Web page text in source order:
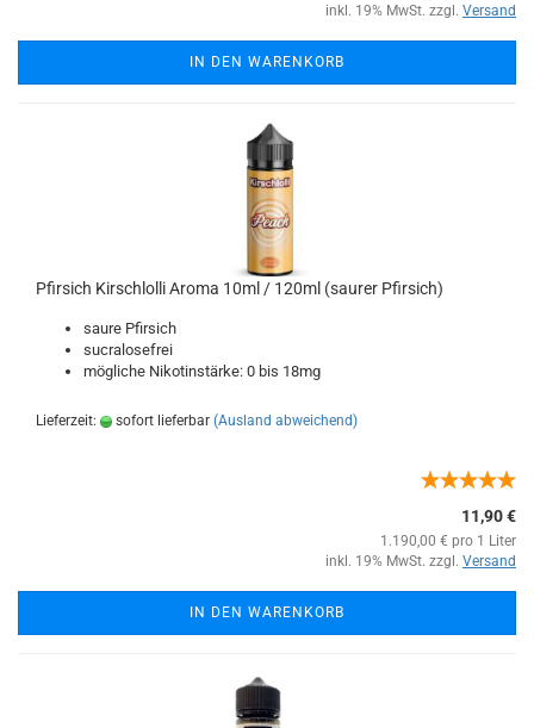
inkl. 19% MwSt. zzgl. Versand
IN DEN WARENKORB
Pfirsich Kirschlolli Aroma 10ml / 120ml (saurer Pfirsich)
saure Pfirsich
sucralosefrei
mögliche Nikotinstärke: 0 bis 18mg
Lieferzeit: sofort lieferbar (Ausland abweichend)
11,90 €
1.190,00 € pro 1 Liter
inkl. 19% MwSt. zzgl. Versand
IN DEN WARENKORB